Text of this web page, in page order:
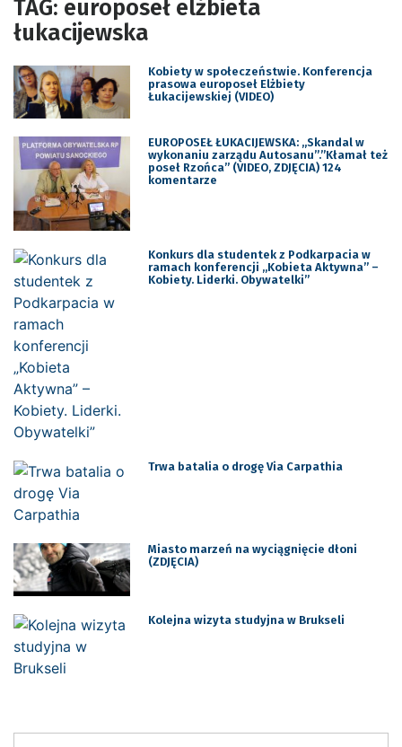
TAG: europoseł elżbieta
łukacijewska
Kobiety w społeczeństwie. Konferencja
prasowa europoseł Elżbiety
Łukacijewskiej (VIDEO)
EUROPOSEŁ ŁUKACIJEWSKA: „Skandal w
wykonaniu zarządu Autosanu”.”Kłamał też
poseł Rzońca” (VIDEO, ZDJĘCIA) 124
komentarze
Konkurs dla studentek z Podkarpacia w
ramach konferencji „Kobieta Aktywna” –
Kobiety. Liderki. Obywatelki”
Trwa batalia o drogę Via Carpathia
Miasto marzeń na wyciągnięcie dłoni
(ZDJĘCIA)
Kolejna wizyta studyjna w Brukseli